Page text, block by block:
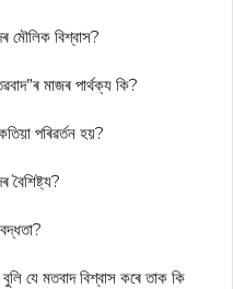
মৌলিক বিশ্বাস?
মাজৰ পাৰ্থক্য কি?
পৰিৱৰ্তন হয়?
বৈশিষ্ট্য?
যে মতবাদ বিশ্বাস কৰে তাক কি